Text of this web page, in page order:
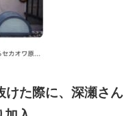
た際に、深瀬さん